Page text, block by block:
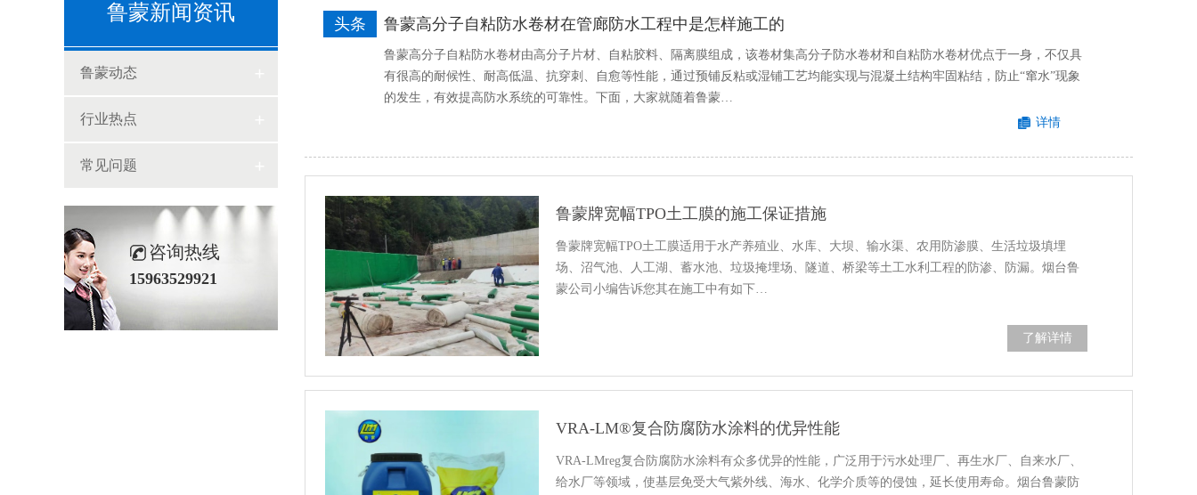
鲁蒙新闻资讯
鲁蒙动态
行业热点
常见问题
咨询热线
15963529921
鲁蒙高分子自粘防水卷材在管廊防水工程中是怎样施工的
头条
鲁蒙高分子自粘防水卷材由高分子片材、自粘胶料、隔离膜组成，该卷材集高分子防水卷材和自粘防水卷材优点于一身，不仅具
有很高的耐候性、耐高低温、抗穿刺、自愈等性能，通过预铺反粘或湿铺工艺均能实现与混凝土结构牢固粘结，防止“窜水”现象
的发生，有效提高防水系统的可靠性。下面，大家就随着鲁蒙…
详情
鲁蒙牌宽幅TPO土工膜的施工保证措施
鲁蒙牌宽幅TPO土工膜适用于水产养殖业、水库、大坝、输水渠、农用防渗膜、生活垃圾填埋
场、沼气池、人工湖、蓄水池、垃圾掩埋场、隧道、桥梁等土工水利工程的防渗、防漏。烟台鲁
蒙公司小编告诉您其在施工中有如下…
了解详情
VRA-LM®复合防腐防水涂料的优异性能
VRA-LMreg复合防腐防水涂料有众多优异的性能，广泛用于污水处理厂、再生水厂、自来水厂、
给水厂等领域，使基层免受大气紫外线、海水、化学介质等的侵蚀，延长使用寿命。烟台鲁蒙防